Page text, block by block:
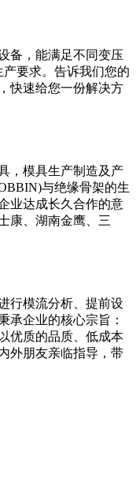
备，能满足不同变压
要求。告诉我们您的
快速给您一份解决方
，模具生产制造及产
与绝缘骨架的生
业达成长久合作的意
康、湖南金鹰、三
行模流分析、提前设
承企业的核心宗旨：
优质的品质、低成本
外朋友亲临指导，带